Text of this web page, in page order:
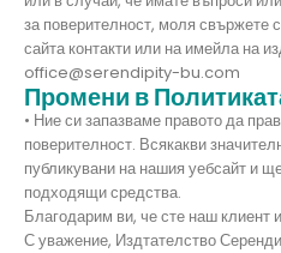
за поверителност, моля свържете
сайта контакти или на имейла на
office@serendipity-bu.com
Промени в
• Ние си запазваме правото да
поверителност. Всякакви
публикувани на нашия уебсайт и
подходящи средства.
Благодарим ви, че сте наш клиент
С уважение, Издтателство